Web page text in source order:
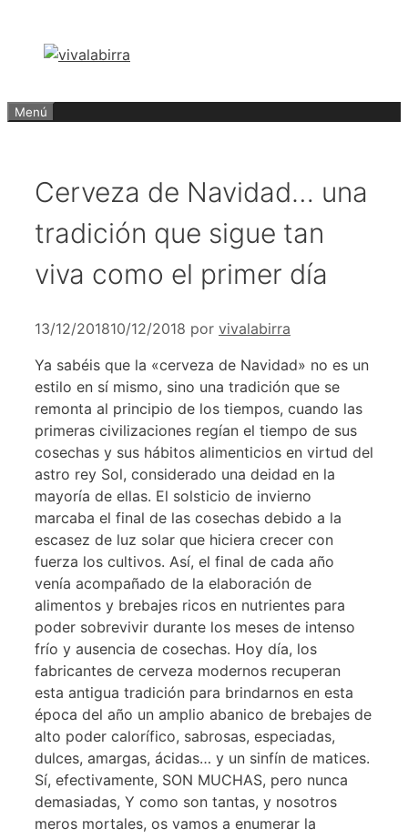
contenido
Menú
Cerveza de Navidad… una
tradición que sigue tan
viva como el primer día
13/12/201810/12/2018 por vivalabirra
Ya sabéis que la «cerveza de Navidad» no es un
estilo en sí mismo, sino una tradición que se
remonta al principio de los tiempos, cuando las
primeras civilizaciones regían el tiempo de sus
cosechas y sus hábitos alimenticios en virtud del
astro rey Sol, considerado una deidad en la
mayoría de ellas. El solsticio de invierno
marcaba el final de las cosechas debido a la
escasez de luz solar que hiciera crecer con
fuerza los cultivos. Así, el final de cada año
venía acompañado de la elaboración de
alimentos y brebajes ricos en nutrientes para
poder sobrevivir durante los meses de intenso
frío y ausencia de cosechas. Hoy día, los
fabricantes de cerveza modernos recuperan
esta antigua tradición para brindarnos en esta
época del año un amplio abanico de brebajes de
alto poder calorífico, sabrosas, especiadas,
dulces, amargas, ácidas… y un sinfín de matices.
Sí, efectivamente, SON MUCHAS, pero nunca
demasiadas, Y como son tantas, y nosotros
meros mortales, os vamos a enumerar la